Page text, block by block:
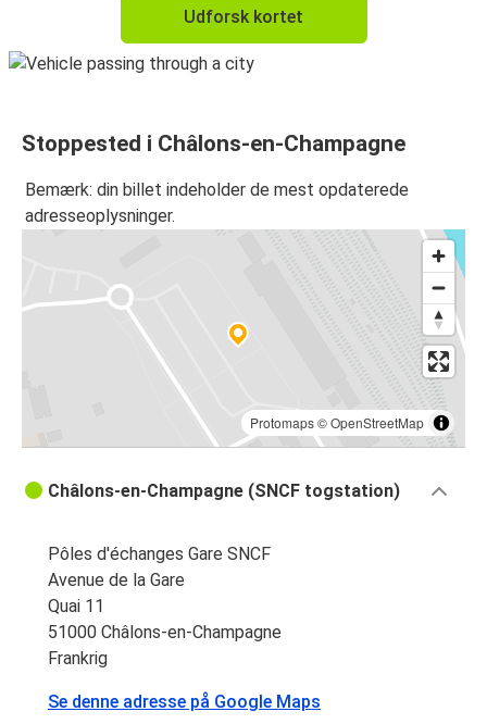
Udforsk kortet
Stoppested i Châlons-en-Champagne
Bemærk: din billet indeholder de mest opdaterede
adresseoplysninger.
Protomaps©OpenStreetMap
Châlons-en-Champagne (SNCF togstation)
Pôles d'échanges Gare SNCF
Avenue de la Gare
Quai 11
51000 Châlons-en-Champagne
Frankrig
Se denne adresse på Google Maps